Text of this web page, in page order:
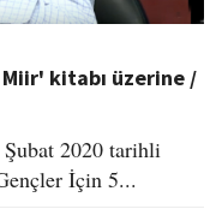
kitabı üzerine /
2020 tarihli
İçin 5...